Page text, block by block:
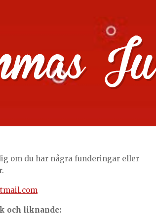
julklappstips, julkalendrar,
om du har några funderingar eller
och liknande: